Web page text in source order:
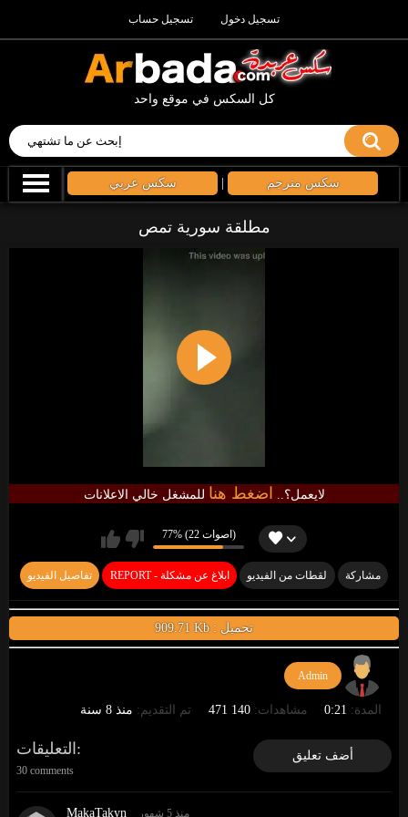
تسجيل حساب تسجيل دخول
كل السكس في موقع واحد
سكس عربي سكس مترجم
مطلقة سورية تمص
لايعمل؟.. اضغط هنا للمشغل خالي الاعلانات
77% (22 اصوات)
تفاصيل الفيديو REPORT - ابلاغ عن مشكلة لقطات من الفيديو مشاركة
909.71 Kb : تحميل
Admin
المدة: 0:21 مشاهدات:140 471 تم التقديم: منذ 8 سنة
أضف تعليق التعليقات
30 comments
MakaTakyn منذ 5 شهور